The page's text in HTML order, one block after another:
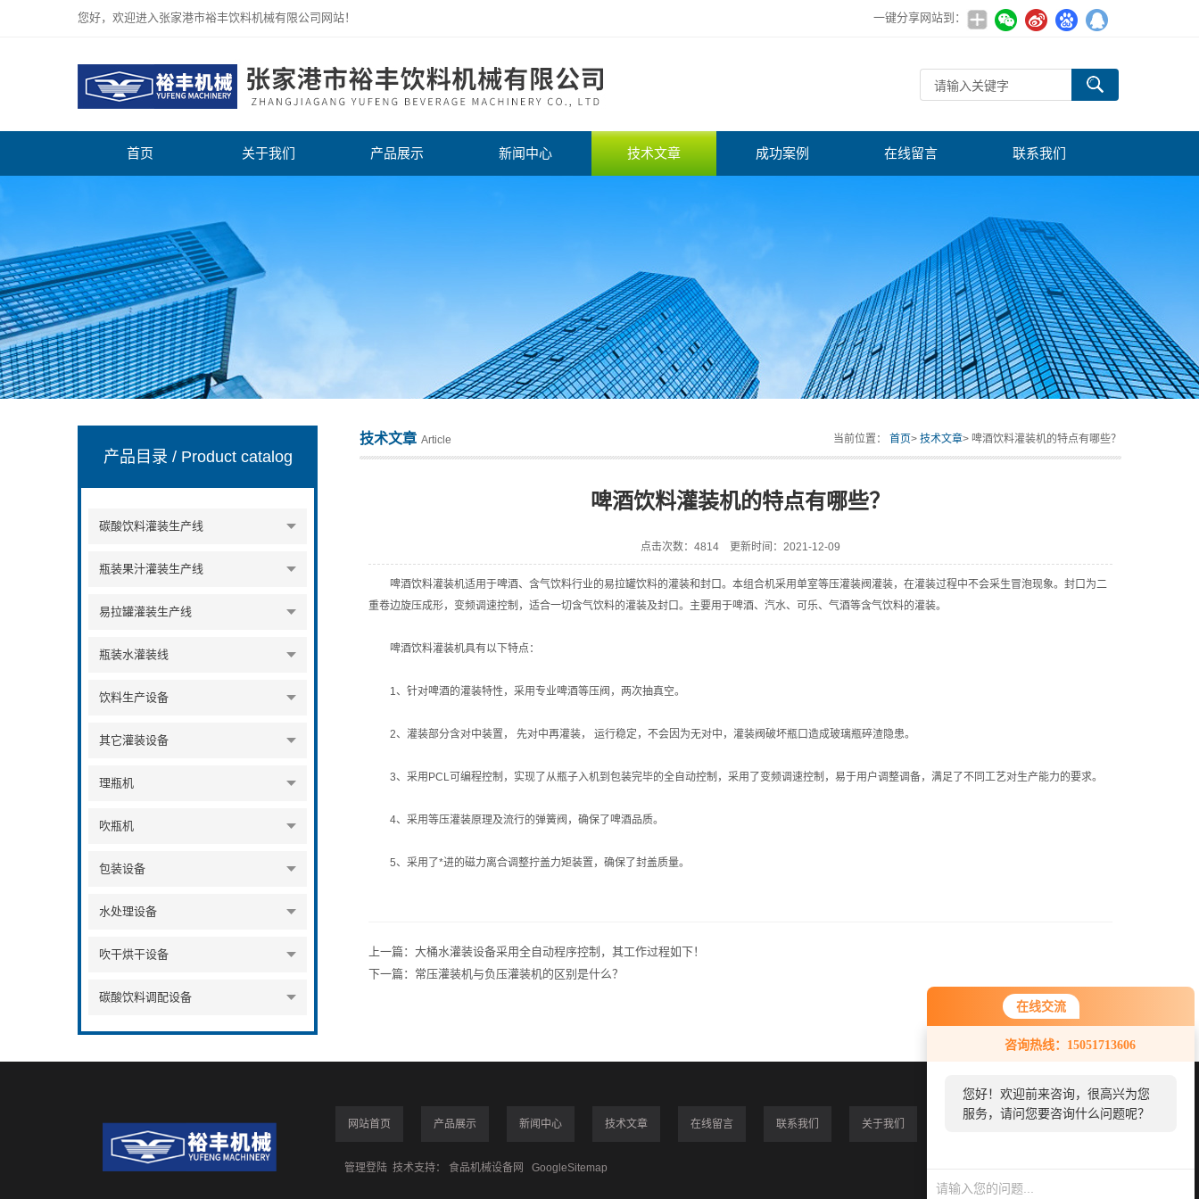
在线交流
咨询热线：15051713606
您好！欢迎前来咨询，很高兴为您
服务，请问您要咨询什么问题呢？
您好，欢迎进入张家港市裕丰饮料机械有限公司网站！ 一键分享网站到：
首页 关于我们 产品展示 新闻中心 技术文章 成功案例 在线留言 联系我们
产品目录 / Product catalog
碳酸饮料灌装生产线
瓶装果汁灌装生产线
易拉罐灌装生产线
瓶装水灌装线
饮料生产设备
其它灌装设备
理瓶机
吹瓶机
包装设备
水处理设备
吹干烘干设备
碳酸饮料调配设备
技术文章 Article 当前位置： 首页> 技术文章> 啤酒饮料灌装机的特点有哪些？
啤酒饮料灌装机的特点有哪些？
点击次数：4814 更新时间：2021-12-09
啤酒饮料灌装机适用于啤酒、含气饮料行业的易拉罐饮料的灌装和封口。本组合机采用单室等压灌装阀灌装，在灌装过程中不会采生冒泡现象。封口为二
重卷边旋压成形，变频调速控制，适合一切含气饮料的灌装及封口。主要用于啤酒、汽水、可乐、气酒等含气饮料的灌装。
啤酒饮料灌装机具有以下特点：
1、针对啤酒的灌装特性，采用专业啤酒等压阀，两次抽真空。
2、灌装部分含对中装置， 先对中再灌装， 运行稳定，不会因为无对中，灌装阀破坏瓶口造成玻璃瓶碎渣隐患。
3、采用PCL可编程控制，实现了从瓶子入机到包装完毕的全自动控制，采用了变频调速控制，易于用户调整调备，满足了不同工艺对生产能力的要求。
4、采用等压灌装原理及流行的弹簧阀，确保了啤酒品质。
5、采用了*进的磁力离合调整拧盖力矩装置，确保了封盖质量。
上一篇： 大桶水灌装设备采用全自动程序控制，其工作过程如下！
下一篇： 常压灌装机与负压灌装机的区别是什么？
网站首页 产品展示 新闻中心 技术文章 在线留言 联系我们 关于我们
管理登陆 技术支持： 食品机械设备网 GoogleSitemap